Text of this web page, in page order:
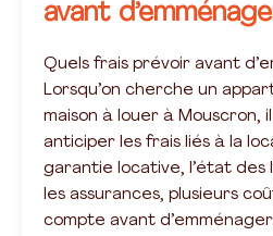
avant
Quels frais prévoir avant
Lorsqu’on cherche un
maison à louer à Mouscron,
anticiper les frais liés à la
garantie locative, l’état des
les assurances, plusieurs
compte avant